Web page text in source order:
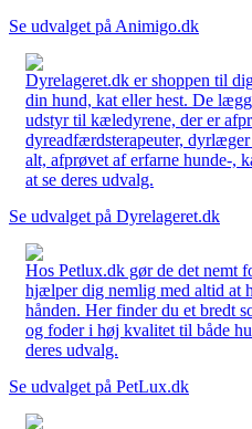
Se udvalget på Animigo.dk
Dyrelageret.dk er shoppen til
din hund, kat eller hest. De
udstyr til kæledyrene, der er
dyreadfærdsterapeuter,
alt, afprøvet af erfarne hunde-,
at se deres udvalg.
Se udvalget på Dyrelageret.dk
Hos Petlux.dk gør de det nemt
hjælper dig nemlig med altid at
hånden. Her finder du et bredt
og foder i høj kvalitet til både
deres udvalg.
Se udvalget på PetLux.dk